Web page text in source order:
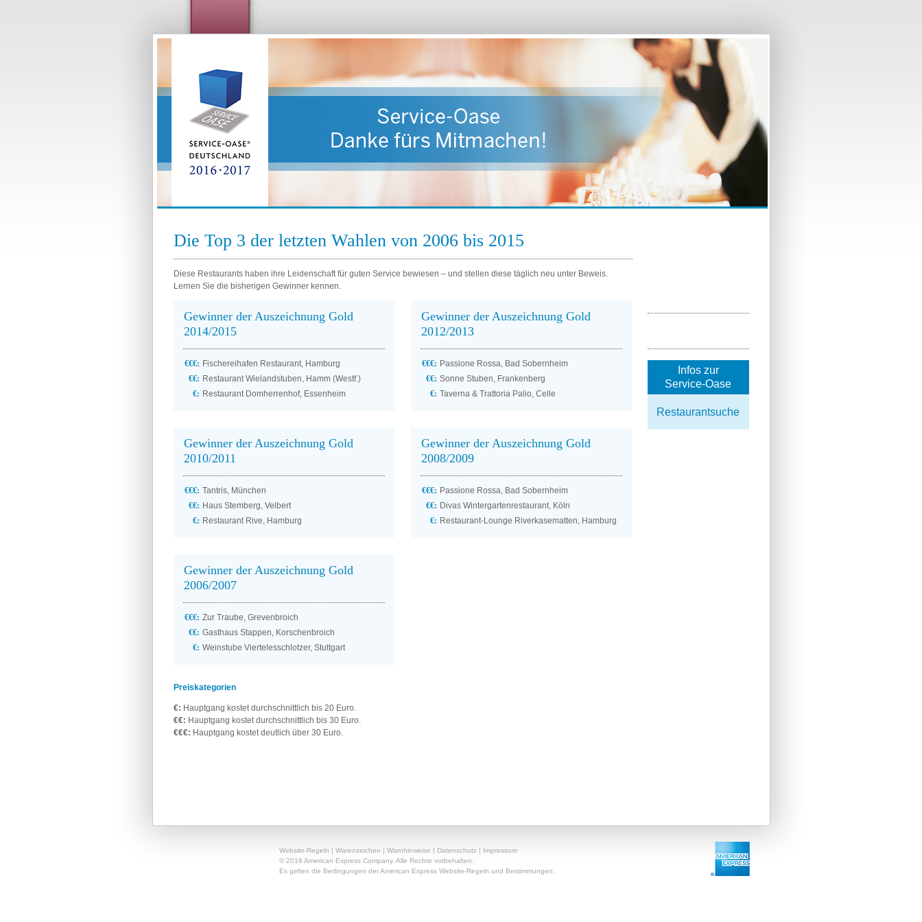
Die Top 3 der letzten Wahlen von 2006 bis 2015
Diese Restaurants haben ihre Leidenschaft für guten Service bewiesen – und stellen diese täglich neu unter Beweis.
Lernen Sie die bisherigen Gewinner kennen.
Gewinner der Auszeichnung Gold
2014/2015
€€€: Fischereihafen Restaurant, Hamburg
€€: Restaurant Wielandstuben, Hamm (Westf.)
€: Restaurant Domherrenhof, Essenheim
Gewinner der Auszeichnung Gold
2012/2013
€€€: Passione Rossa, Bad Sobernheim
€€: Sonne Stuben, Frankenberg
€: Taverna & Trattoria Palio, Celle
Gewinner der Auszeichnung Gold
2010/2011
€€€: Tantris, München
€€: Haus Stemberg, Velbert
€: Restaurant Rive, Hamburg
Gewinner der Auszeichnung Gold
2008/2009
€€€: Passione Rossa, Bad Sobernheim
€€: Divas Wintergartenrestaurant, Köln
€: Restaurant-Lounge Riverkasematten, Hamburg
Gewinner der Auszeichnung Gold
2006/2007
€€€: Zur Traube, Grevenbroich
€€: Gasthaus Stappen, Korschenbroich
€: Weinstube Viertelesschlotzer, Stuttgart
Preiskategorien
€: Hauptgang kostet durchschnittlich bis 20 Euro.
€€: Hauptgang kostet durchschnittlich bis 30 Euro.
€€€: Hauptgang kostet deutlich über 30 Euro.
Infos zur
Service-Oase
Restaurantsuche
Website-Regeln | Warenzeichen | Warnhinweise | Datenschutz | Impressum
© 2016 American Express Company. Alle Rechte vorbehalten.
Es gelten die Bedingungen der American Express Website-Regeln und Bestimmungen.